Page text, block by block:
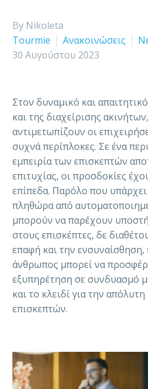
By Nikoleta
Tourmie
Ανακοινώσεις
30 Αυγούστου 2023
Στον δυναμικό και
και της διαχείρισης
αντιμετωπίζουν οι
συχνά περίπλοκες. Σε ένα
εμπειρία των επισκεπτών
επιτυχίας, οι προσδοκίες
επίπεδα. Παρόλο που
πληθώρα από
μπορούν να παρέχουν
στους επισκέπτες, δε
επαφή και την
άνθρωπος μπορεί να
εξυπηρέτηση σε συνδυασμό
και το κλειδί για την
επισκεπτών.